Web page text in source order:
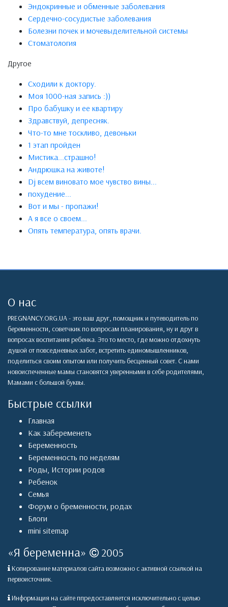
Эндокринные и обменные заболевания
Сердечно-сосудистые заболевания
Болезни почек и мочевыделительной системы
Стоматология
Другое
Сходили к доктору.
Моя 1000-ная запись :))
Про бабушку и ее квартиру
Здравствуй, депресняк.
Что-то мне тоскливо, девоньки
1 этап пройден
Мистика...страшно!
Андрюшка на животе!
Dj всем виновато мое чувство вины...
похудение...
Вот и мы - пропажи!
А я все о своем...
Опять температура, опять врачи.
О нас
PREGNANCY.ORG.UA - это ваш друг, помощник и путеводитель по
беременности, советчкик по вопросам планирования, ну и друг в
вопросах воспитания ребенка. Это то место, где можно отдохнуть
душой от повседневных забот, встретить единомышленников,
поделиться своим опытом или получить бесценный совет. С нами
новоиспеченные мамы становятся уверенными в себе родителями,
Мамами с большой буквы.
Быстрые ссылки
Главная
Как забеременеть
Беременность
Беременность по неделям
Роды, Истории родов
Ребенок
Семья
Форум о бременности, родах
Блоги
mini sitemap
«Я беременна» 2005
Копирование материалов сайта возможно с активной ссылкой на
первоисточник.
Информация на сайте ппредоставляется исключительно с целью